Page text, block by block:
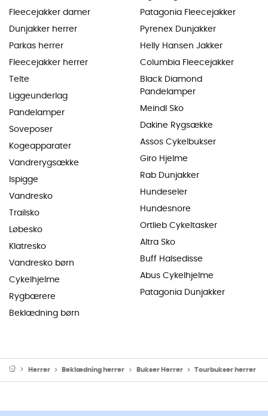
Fleecejakker damer
Dunjakker herrer
Parkas herrer
Fleecejakker herrer
Telte
Liggeunderlag
Pandelamper
Soveposer
Kogeapparater
Vandrerygsække
Ispigge
Vandresko
Trailsko
Løbesko
Klatresko
Vandresko børn
Cykelhjelme
Rygbærere
Beklædning børn
Patagonia Fleecejakker
Pyrenex Dunjakker
Helly Hansen Jakker
Columbia Fleecejakker
Black Diamond
Pandelamper
Meindl Sko
Dakine Rygsække
Assos Cykelbukser
Giro Hjelme
Rab Dunjakker
Hundeseler
Hundesnore
Ortlieb Cykeltasker
Altra Sko
Buff Halsedisse
Abus Cykelhjelme
Patagonia Dunjakker
Herrer Beklædning herrer Bukser Herrer Tourbukser herrer